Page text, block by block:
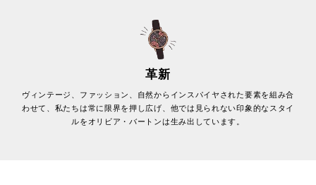
革新
ヴィンテージ、ファッション、自然からインスパイヤされた要素を組み合
わせて、私たちは常に限界を押し広げ、他では見られない印象的なスタイ
ルをオリビア・バートンは生み出しています。